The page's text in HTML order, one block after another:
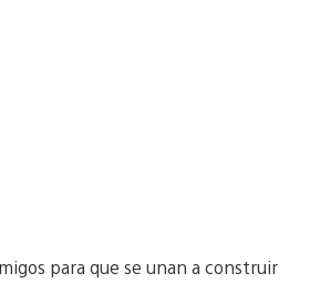
para que se unan a construir